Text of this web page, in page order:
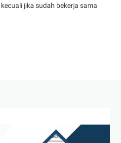
jika sudah bekerja sama